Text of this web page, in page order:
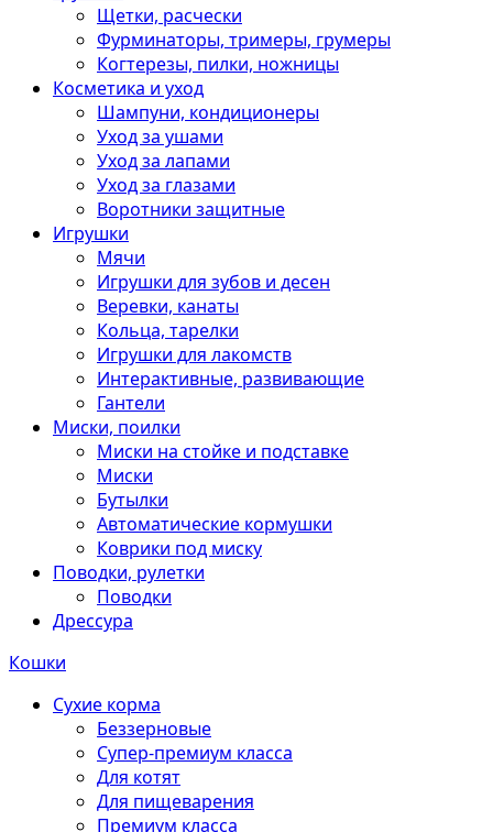
Щетки, расчески
Фурминаторы, тримеры, грумеры
Когтерезы, пилки, ножницы
Косметика и уход
Шампуни, кондиционеры
Уход за ушами
Уход за лапами
Уход за глазами
Воротники защитные
Игрушки
Мячи
Игрушки для зубов и десен
Веревки, канаты
Кольца, тарелки
Игрушки для лакомств
Интерактивные, развивающие
Гантели
Миски, поилки
Миски на стойке и подставке
Миски
Бутылки
Автоматические кормушки
Коврики под миску
Поводки, рулетки
Поводки
Дрессура
Кошки
Сухие корма
Беззерновые
Супер-премиум класса
Для котят
Для пищеварения
Премиум класса